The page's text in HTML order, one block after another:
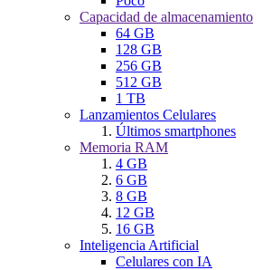
Capacidad de almacenamiento
64 GB
128 GB
256 GB
512 GB
1 TB
Lanzamientos Celulares
Últimos smartphones
Memoria RAM
4 GB
6 GB
8 GB
12 GB
16 GB
Inteligencia Artificial
Celulares con IA